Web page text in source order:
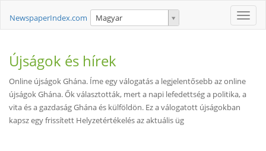
Toggle
NewspaperIndex.com Magyar
Újságok és hírek
Online újságok Ghána. Íme egy válogatás a legjelentősebb az online
újságok Ghána. Ők választották, mert a napi lefedettség a politika, a
vita és a gazdaság Ghána és külföldön. Ez a válogatott újságokban
kapsz egy frissített Helyzetértékelés az aktuális üg